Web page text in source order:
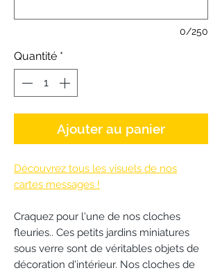
0/250
Quantité *
Ajouter au panier
Découvrez tous les visuels de nos
cartes messages !
Craquez pour l'une de nos cloches
fleuries.. Ces petits jardins miniatures
sous verre sont de véritables objets de
décoration d'intérieur. Nos cloches de